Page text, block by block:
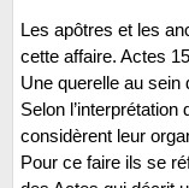
Les apôtres et les
cette affaire. Actes
Une querelle au
Selon
considèrent leur
Pour ce faire ils se